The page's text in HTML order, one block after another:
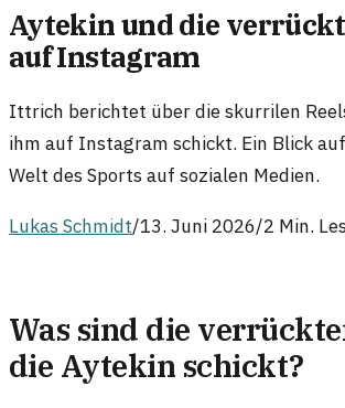
Aytekin und die
auf Instagram
Ittrich berichtet über die skurrilen
ihm auf Instagram schickt. Ein Blick
Welt des Sports auf sozialen Medien.
Lukas Schmidt/13. Juni 2026/2 Min.
Was sind die
die Aytekin schickt?